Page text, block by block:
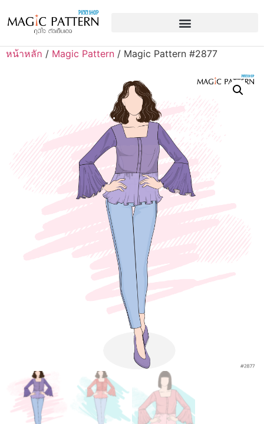
หน้าหลัก / Magic Pattern / Magic Pattern #2877